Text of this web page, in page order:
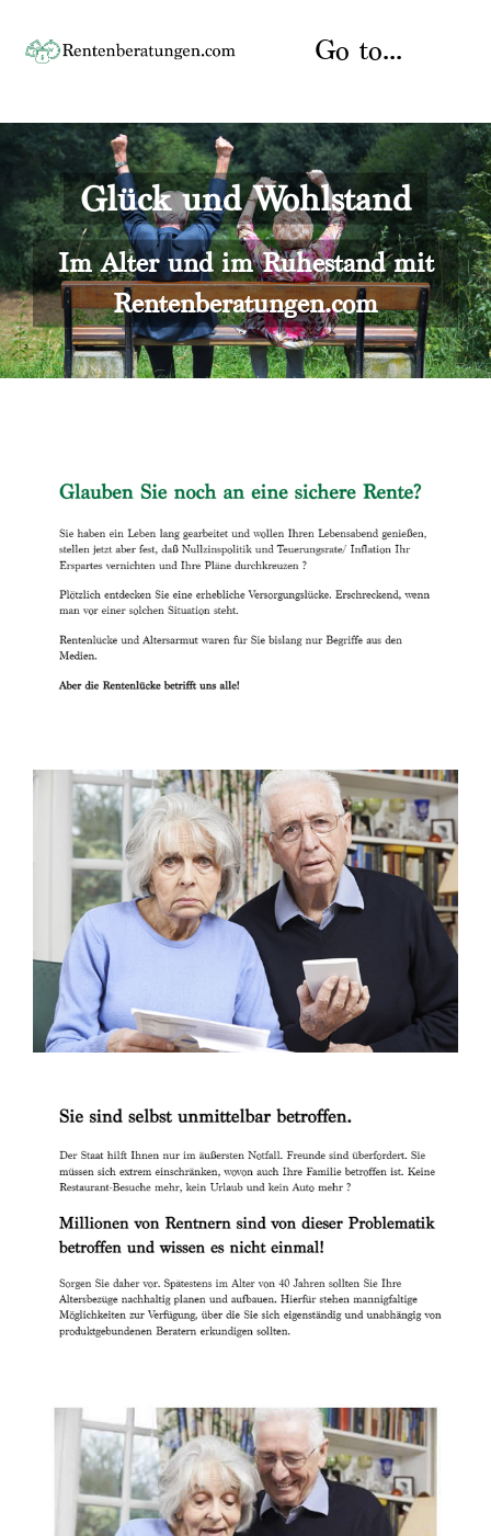
content
Go to...
Startseite
Rente
Rentenberater
Rentenversicherung
Versicherungsberatung
Über uns
Kontakt
Glück und Wohlstand
Im Alter und im Ruhestand mit
Rentenberatungen.com